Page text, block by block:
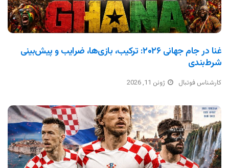
غنا در جام جهانی ۲۰۲۶: ترکیب، بازی‌ها، ضرایب و پیش‌بینی
شرط‌بندی
کارشناس فوتبال ژوئن 11, 2026